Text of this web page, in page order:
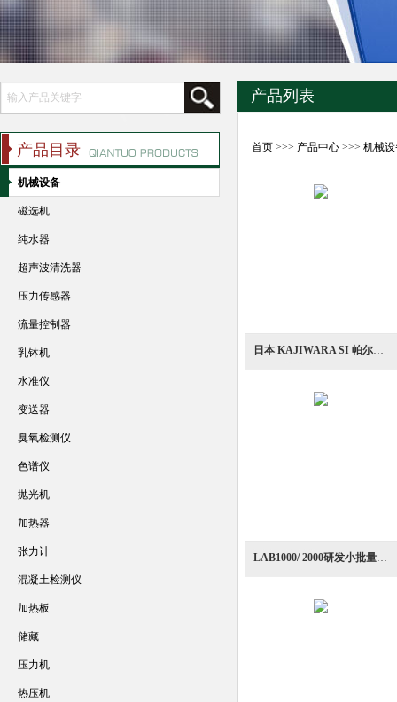
产品列表
首页 >>> 产品中心 >>>机械
日本 KAJIWARA SI 帕尔帕细磨均质机
LAB1000/ 2000研发小批量生产应用实验室高压均质机
产品目录
机械设备
磁选机
纯水器
超声波清洗器
压力传感器
流量控制器
乳钵机
水准仪
变送器
臭氧检测仪
色谱仪
抛光机
加热器
张力计
混凝土检测仪
加热板
储藏
压力机
热压机